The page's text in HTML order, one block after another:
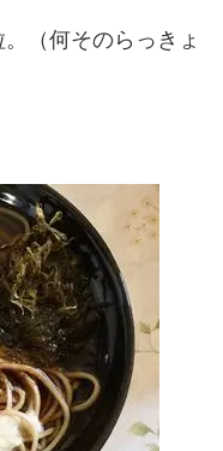
（何そのらっきょ